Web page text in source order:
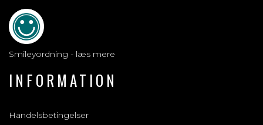
Smileyordning - læs mere
INFORMATION
Handelsbetingelser